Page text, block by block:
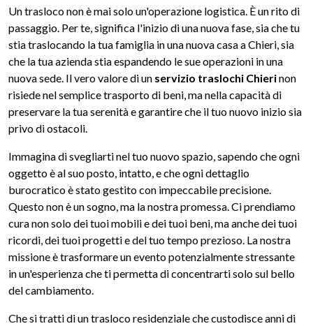
Un trasloco non è mai solo un'operazione logistica. È un rito di
passaggio. Per te, significa l'inizio di una nuova fase, sia che tu
stia traslocando la tua famiglia in una nuova casa a Chieri, sia
che la tua azienda stia espandendo le sue operazioni in una
nuova sede. Il vero valore di un servizio traslochi Chierinon
risiede nel semplice trasporto di beni, ma nella capacità di
preservare la tua serenità e garantire che il tuo nuovo inizio sia
privo di ostacoli.
Immagina di svegliarti nel tuo nuovo spazio, sapendo che ogni
oggetto è al suo posto, intatto, e che ogni dettaglio
burocratico è stato gestito con impeccabile precisione.
Questo non è un sogno, ma la nostra promessa. Ci prendiamo
cura non solo dei tuoi mobili e dei tuoi beni, ma anche dei tuoi
ricordi, dei tuoi progetti e del tuo tempo prezioso. La nostra
missione è trasformare un evento potenzialmente stressante
in un'esperienza che ti permetta di concentrarti solo sul bello
del cambiamento.
Che si tratti di un trasloco residenziale che custodisce anni di